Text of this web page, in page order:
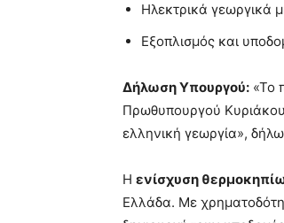
Ηλεκτρικά γεωργικά
Εξοπλισμός και
Δήλωση Υπουργού: «Το
Πρωθυπουργού
ελληνική γεωργία»,
Η ενίσχυση
Ελλάδα. Με